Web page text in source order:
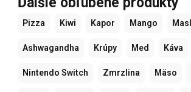
Pizza Kiwi Kapor Mango
Ashwagandha Krúpy Med Káva
Nintendo Switch Zmrzlina Mäso